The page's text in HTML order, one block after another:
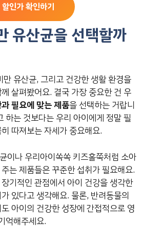
할인가 확인하기
유산균을 선택할까
유산균, 그리고 건강한 생활 환경을
살펴봤어요. 결국 가장 중요한 건 우
필요에 맞는 제품을 선택하는 거랍니
하는 것보다는 우리 아이에게 정말 필
따져보는 자세가 중요해요.
이나 우리아이쏙쏙 키즈홀쭉처럼 소아
는 제품들은 꾸준한 섭취가 필요해요.
기적인 관점에서 아이 건강을 생각한
있다고 생각해요. 물론, 반려동물의
아이의 건강한 성장에 간접적으로 영
억해주세요.